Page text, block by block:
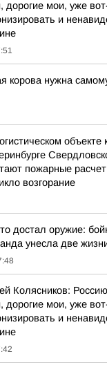
дорогие мои, уже
и
корова нужна
объекте
пожарные
возгорание
достал оружие:
унесла две
Колясников:
дорогие мои, уже
и